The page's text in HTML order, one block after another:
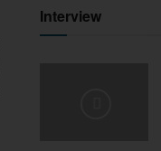
Interview